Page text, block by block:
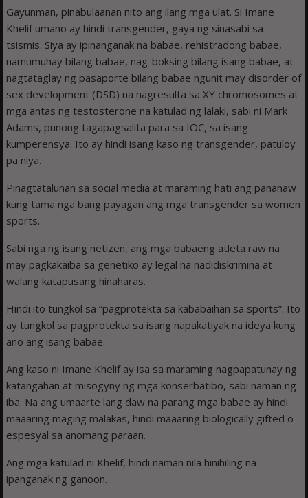
Gayunman, pinabulaanan nito ang ilang mga ulat. Si Imane
Khelif umano ay hindi transgender, gaya ng sinasabi sa
tsismis. Siya ay ipinanganak na babae, rehistradong babae,
namumuhay bilang babae, nag-boksing bilang isang babae, at
nagtataglay ng pasaporte bilang babae ngunit may disorder of
sex development (DSD) na nagresulta sa XY chromosomes at
mga antas ng testosterone na katulad ng lalaki, sabi ni Mark
Adams, punong tagapagsalita para sa IOC, sa isang
kumperensya. Ito ay hindi isang kaso ng transgender, patuloy
pa niya.
Pinagtatalunan sa social media at maraming hati ang pananaw
kung tama nga bang payagan ang mga transgender sa women
sports.
Sabi nga ng isang netizen, ang mga babaeng atleta raw na
may pagkakaiba sa genetiko ay legal na nadidiskrimina at
walang katapusang hinaharas.
Hindi ito tungkol sa “pagprotekta sa kababaihan sa sports”. Ito
ay tungkol sa pagprotekta sa isang napakatiyak na ideya kung
ano ang isang babae.
Ang kaso ni Imane Khelif ay isa sa maraming nagpapatunay ng
katangahan at misogyny ng mga konserbatibo, sabi naman ng
iba. Na ang umaarte lang daw na parang mga babae ay hindi
maaaring maging malakas, hindi maaaring biologically gifted o
espesyal sa anomang paraan.
Ang mga katulad ni Khelif, hindi naman nila hinihiling na
ipanganak ng ganoon.